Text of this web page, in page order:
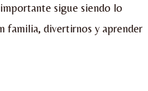
sigue siendo lo
familia, divertirnos y aprender